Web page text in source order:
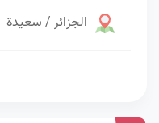
الجزائر / سعيدة